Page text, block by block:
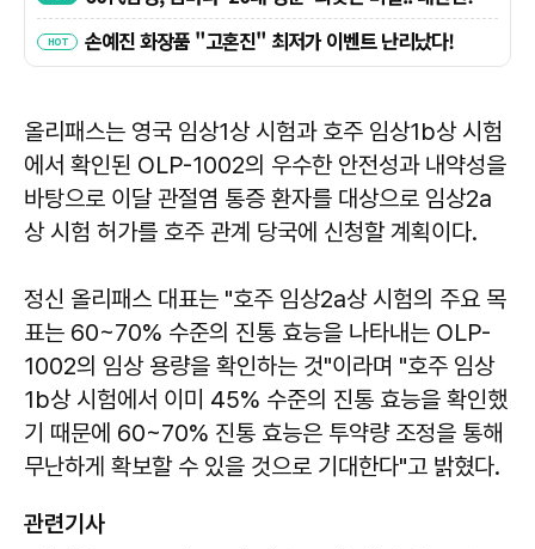
올리패스는 영국 임상1상 시험과 호주 임상1b상 시험
에서 확인된 OLP-1002의 우수한 안전성과 내약성을
바탕으로 이달 관절염 통증 환자를 대상으로 임상2a
상 시험 허가를 호주 관계 당국에 신청할 계획이다.
정신 올리패스 대표는 "호주 임상2a상 시험의 주요 목
표는 60~70% 수준의 진통 효능을 나타내는 OLP-
1002의 임상 용량을 확인하는 것"이라며 "호주 임상
1b상 시험에서 이미 45% 수준의 진통 효능을 확인했
기 때문에 60~70% 진통 효능은 투약량 조정을 통해
무난하게 확보할 수 있을 것으로 기대한다"고 밝혔다.
관련기사